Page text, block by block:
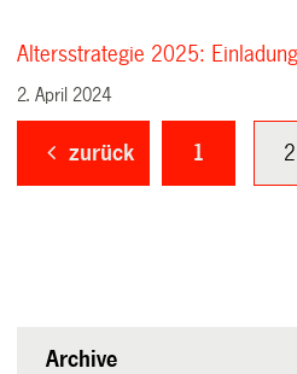
Altersstrategie 2025:
2. April 2024
zurück 1 2
Archive